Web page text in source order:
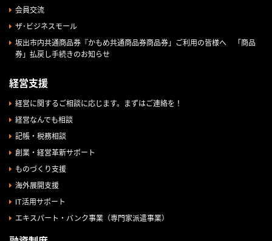
会員交流
ザ･ビジネスモール
坂出市内共通商品券『かもめ共通商品券商品券」ご利用の皆様へ 「商品
券」払戻し手続きのお知らせ
経営支援
経営に関するご相談に応じます。まずはご連絡を！
経営なんでも相談
記帳・税務相談
創業・経営革新サポート
ものづくり支援
海外展開支援
IT活用サポート
エキスパート・バンク事業（専門家派遣事業）